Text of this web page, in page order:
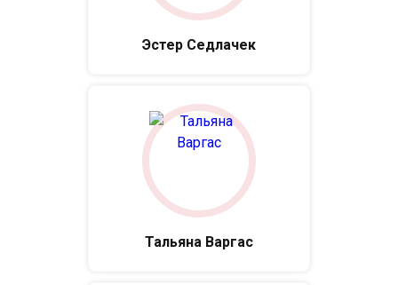
Эстер Седлачек
Тальяна Варгас